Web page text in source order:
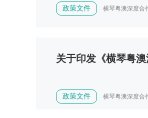
政策文件 横琴粤澳深度合
关于印发《横琴粤
政策文件 横琴粤澳深度合